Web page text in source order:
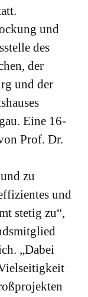
und
des
der
und der
Eine 16-
Prof. Dr.
zu
und
stetig zu“,
„Dabei